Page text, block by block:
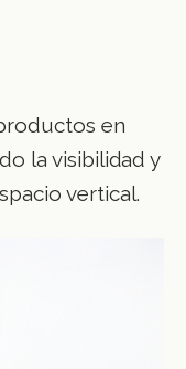
en
la visibilidad y
vertical.